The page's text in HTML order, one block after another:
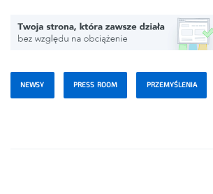
NEWSY PRESS ROOM PRZEMYŚLENIA